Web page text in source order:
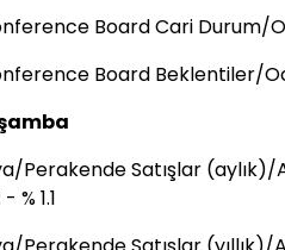
Board Cari Durum/
Board Beklentiler/
Perakende Satışlar (aylık)/
% 1.1